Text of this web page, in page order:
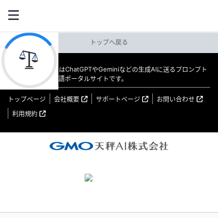
トップへ戻る
教えてAI byGMO はChatGPTやGeminiなどの生成AIに送るプロンプト
（指示文）の日本語ポータルサイトです。
トップページ 会社概要 サポートページ
お問い合わせ
利用規約